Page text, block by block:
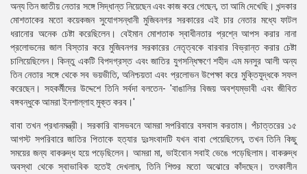
অন্য তিন জাতীয় নেতার সঙ্গে সিদ্ধান্ত নিয়েছেন এবং কাজ করে গেছেন, তা আমি দেখেছি। খন্দকার
মোশতাকের মতো কয়েকজন সুযোগসন্ধানী মুজিবনগর সরকারের এই চার নেতার মধ্যে ফাটল
ধরানোর অনেক চেষ্টা করেছিলেন। বেইমান মোশতাক স্বাধীনতার প্রশ্নে আপস করার নানা
প্রলোভনের জাল বিস্তার করে মুজিবনগর সরকারের নেতৃত্বকে বারবার বিভ্রান্ত করার চেষ্টা
চালিয়েছিলেন। কিন্তু একটি বিপদগ্রস্ত এবং জাতির যুগসন্ধিক্ষণে শহীদ এম মনসুর আলী অন্য
তিন নেতার সঙ্গে থেকে সব ভয়ভীতি, অনিশ্চয়তা এবং প্রলোভন উপেক্ষা করে মুক্তিযুদ্ধকে সফল
করেছেন। সহকর্মীদের উদ্দেশে তিনি সর্বদা বলতেন- 'বাঙালির বিজয় অবশ্যম্ভাবী এবং জীবিত
বঙ্গবন্ধুকে আমরা ইনশাল্লাহ মুক্ত করব।'
বাবা তখন প্রধানমন্ত্রী। সরকারি বাসভবনে আমরা সপরিবারে বসবাস করতাম। পঁচাত্তরের ১৫
আগস্ট সপরিবারে জাতির পিতাকে হত্যার দুঃসংবাদটি যখন বাবা পেয়েছিলেন, তখন তিনি কিছু
সময়ের জন্য বাকরুদ্ধ হয়ে পড়েছিলেন। আমরা মা, ভাইবোন সবাই ভেঙে পড়েছিলাম। বাকরুদ্ধ
অবস্থা থেকে স্বাভাবিক হতেই দেখলাম, তিনি শিশুর মতো অঝোরে কাঁদছেন। তৎকালীন